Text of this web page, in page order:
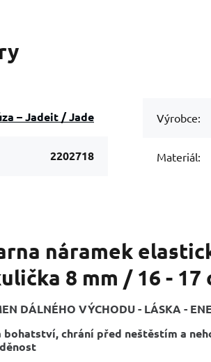
EK Múza – Jadeit / Jade
2202718
Výrobce:
Materiál:
náramek
8 mm / 16 - 17
DÁLNÉHO VÝCHODU - LÁSKA -
bohatství, chrání před neštěstím a